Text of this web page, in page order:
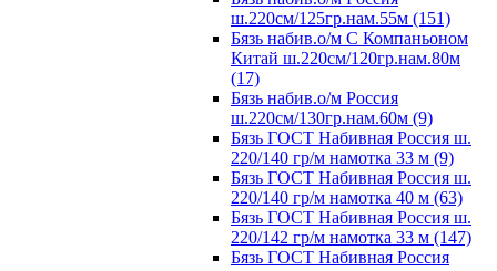
ш.220см/125гр.нам.55м (151)
Бязь набив.о/м С Компаньоном
Китай ш.220см/120гр.нам.80м
(17)
Бязь набив.о/м Россия
ш.220см/130гр.нам.60м (9)
Бязь ГОСТ Набивная Россия ш.
220/140 гр/м намотка 33 м (9)
Бязь ГОСТ Набивная Россия ш.
220/140 гр/м намотка 40 м (63)
Бязь ГОСТ Набивная Россия ш.
220/142 гр/м намотка 33 м (147)
Бязь ГОСТ Набивная Россия